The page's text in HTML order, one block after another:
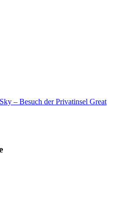
– Besuch der Privatinsel Great